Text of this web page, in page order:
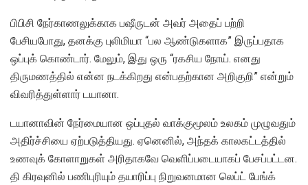
பிபிசி நேர்காணலுக்காக பஷீருடன் அவர் அதைப் பற்றி
பேசியபோது, தனக்கு புலிமியா “பல ஆண்டுகளாக” இருப்பதாக
ஒப்புக் கொண்டார். மேலும், இது ஒரு “ரகசிய நோய். எனது
திருமணத்தில் என்ன நடக்கிறது என்பதற்கான அறிகுறி” என்றும்
விவரித்துள்ளார் டயானா.
டயானாவின் நேர்மையான ஒப்புதல் வாக்குமூலம் உலகம் முழுவதும்
அதிர்ச்சியை ஏற்படுத்தியது. ஏனெனில், அந்தக் காலகட்டத்தில்
உணவுக் கோளாறுகள் அரிதாகவே வெளிப்படையாகப் பேசப்பட்டன.
தி கிரவுனில் பணிபுரியும் தயாரிப்பு நிறுவனமான லெப்ட் பேங்க்